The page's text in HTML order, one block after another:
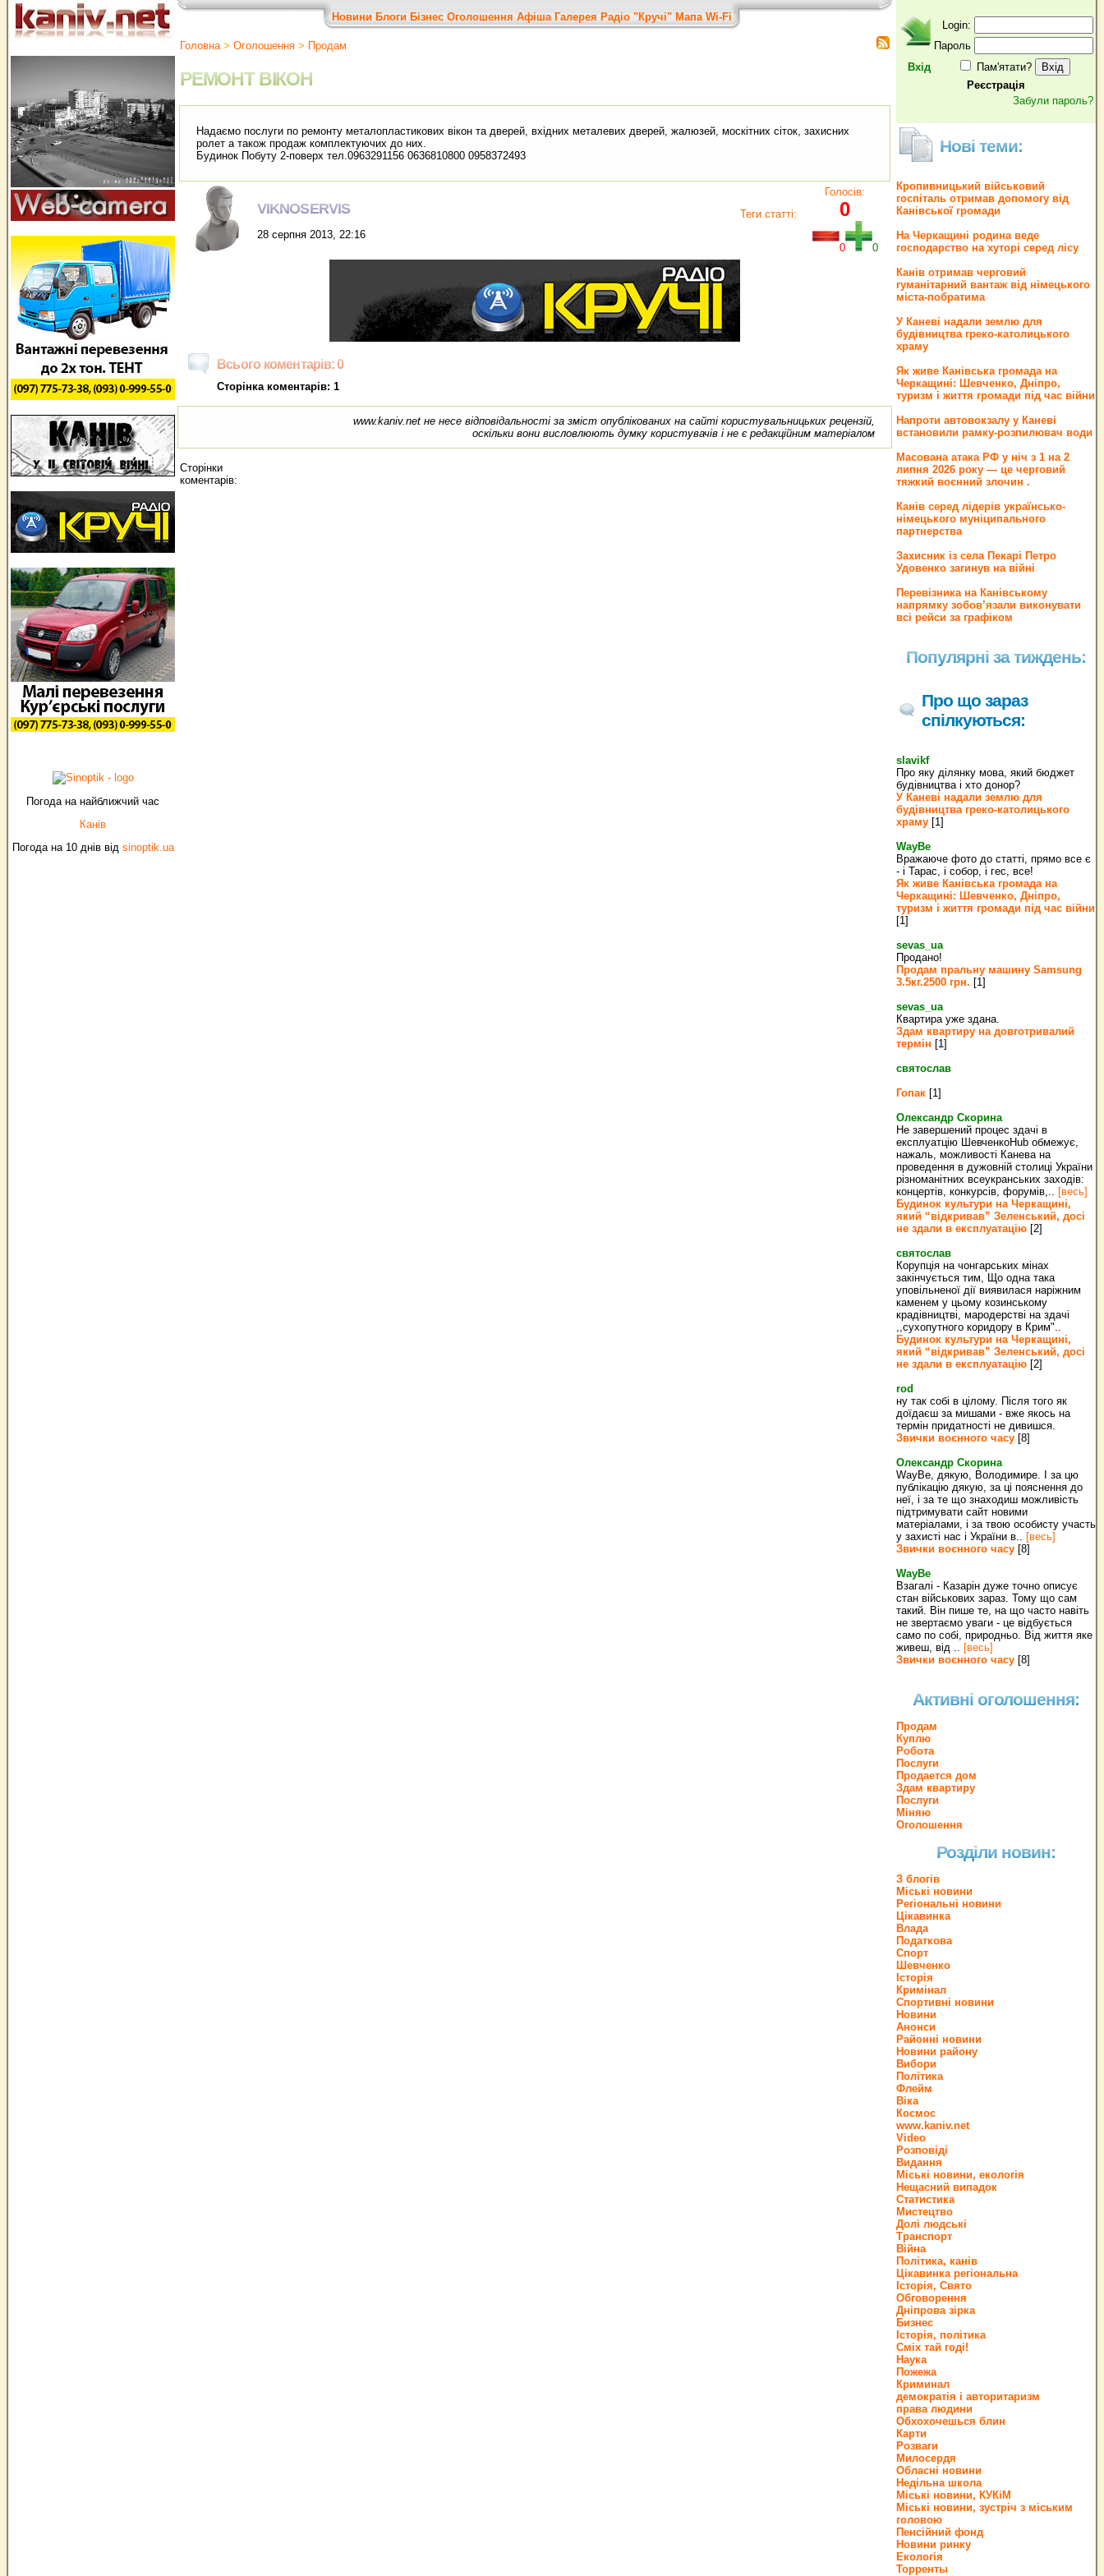
Погода на найближчий час
Канів
Погода на 10 днів від sinoptik.ua
Новини Блоги Бізнес Оголошення Афіша Галерея Радіо "Кручі" Мапа Wi-Fi
Головна> Оголошення > Продам
РЕМОНТ ВІКОН
Надаємо послуги по ремонту металопластикових вікон та дверей, вхідних металевих дверей, жалюзей, москітних сіток, захисних
ролет а також продаж комплектуючих до них.
Будинок Побуту 2-поверх тел.0963291156 0636810800 0958372493
VIKNOSERVIS
28 серпня 2013, 22:16
Теги статті:
Голосів:
0
0 0
Всього коментарів: 0
Сторінка коментарів: 1
www.kaniv.net не несе відповідальності за зміст опублікованих на сайті користувальницьких рецензій,
оскільки вони висловлюють думку користувачів і не є редакційним матеріалом
Сторінки
коментарів:
Вхід
Login:
Пароль
Пам'ятати?
Реєстрація
Забули пароль?
Нові теми:
Кропивницький військовий
госпіталь отримав допомогу від
Канівської громади
На Черкащині родина веде
господарство на хуторі серед лісу
Канів отримав черговий
гуманітарний вантаж від німецького
міста-побратима
У Каневі надали землю для
будівництва греко‐католицького
храму
Як живе Канівська громада на
Черкащині: Шевченко, Дніпро,
туризм і життя громади під час війни
Напроти автовокзалу у Каневі
встановили рамку-розпилювач води
Масована атака РФ у ніч з 1 на 2
липня 2026 року — це черговий
тяжкий воєнний злочин .
Канів серед лідерів українсько-
німецького муніципального
партнерства
Захисник із села Пекарі Петро
Удовенко загинув на війні
Перевізника на Канівському
напрямку зобов’язали виконувати
всі рейси за графіком
Популярні за тиждень:
Про що зараз
спілкуються:
slavikf
Про яку ділянку мова, який бюджет
будівництва і хто донор?
У Каневі надали землю для
будівництва греко‐католицького
храму [1]
WayBe
Вражаюче фото до статті, прямо все є
- і Тарас, і собор, і гес, все!
Як живе Канівська громада на
Черкащині: Шевченко, Дніпро,
туризм і життя громади під час війни
[1]
sevas_ua
Продано!
Продам пральну машину Samsung
3.5кг.2500 грн. [1]
sevas_ua
Квартира уже здана.
Здам квартиру на довготривалий
термін [1]
святослав
Гопак [1]
Олександр Скорина
Не завершений процес здачі в
експлуатцію ШевченкоHub обмежує,
нажаль, можливості Канева на
проведення в дужовній столиці України
різноманітних всеукранських заходів:
концертів, конкурсів, форумів,.. [весь]
Будинок культури на Черкащині,
який “відкривав” Зеленський, досі
не здали в експлуатацію [2]
святослав
Корупція на чонгарських мінах
закінчується тим, Що одна така
уповільненої дії виявилася наріжним
каменем у цьому козинському
крадівництві, мародерстві на здачі
,,сухопутного коридору в Крим"..
Будинок культури на Черкащині,
який “відкривав” Зеленський, досі
не здали в експлуатацію [2]
rod
ну так собі в цілому. Після того як
доїдаєш за мишами - вже якось на
термін придатності не дивишся.
Звички воєнного часу [8]
Олександр Скорина
WayBe, дякую, Володимире. І за цю
публікацію дякую, за ці пояснення до
неї, і за те що знаходиш можливість
підтримувати сайт новими
матеріалами, і за твою особисту участь
у захисті нас і України в.. [весь]
Звички воєнного часу [8]
WayBe
Взагалі - Казарін дуже точно описує
стан військових зараз. Тому що сам
такий. Він пише те, на що часто навіть
не звертаємо уваги - це відбується
само по собі, природньо. Від життя яке
живеш, від .. [весь]
Звички воєнного часу [8]
Активні оголошення:
Продам
Куплю
Робота
Послуги
Продается дом
Здам квартиру
Послуги
Міняю
Оголошення
Розділи новин:
З блогів
Міські новини
Регіональні новини
Цікавинка
Влада
Податкова
Спорт
Шевченко
Історія
Кримінал
Спортивні новини
Новини
Анонси
Районні новини
Новини району
Вибори
Політика
Флейм
Віка
Космос
www.kaniv.net
Video
Розповіді
Видання
Міські новини, екологія
Нещасний випадок
Статистика
Мистецтво
Долі людські
Транспорт
Війна
Політика, канів
Цікавинка регіональна
Історія, Свято
Обговорення
Дніпрова зірка
Бизнес
Історія, політика
Сміх тай годі!
Наука
Пожежа
Криминал
демократія і авторитаризм
права людини
Обхохочешься блин
Карти
Розваги
Милосердя
Обласні новини
Недільна школа
Міські новини, КУКіМ
Міські новини, зустріч з міським
головою
Пенсійний фонд
Новини ринку
Екологія
Торренты